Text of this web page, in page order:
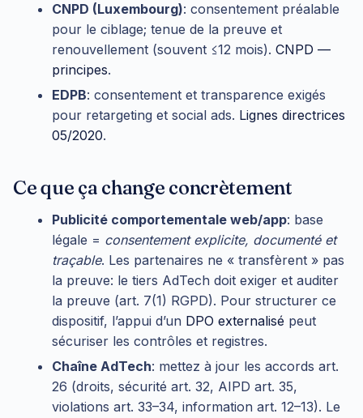
CNPD (Luxembourg): consentement préalable
pour le ciblage; tenue de la preuve et
renouvellement (souvent ≤12 mois). CNPD —
principes.
EDPB: consentement et transparence exigés
pour retargeting et social ads. Lignes directrices
05/2020.
Ce que ça change concrètement
Publicité comportementale web/app: base
légale = consentement explicite, documenté et
traçable. Les partenaires ne « transfèrent » pas
la preuve: le tiers AdTech doit exiger et auditer
la preuve (art. 7(1) RGPD). Pour structurer ce
dispositif, l’appui d’un DPO externalisé peut
sécuriser les contrôles et registres.
Chaîne AdTech: mettez à jour les accords art.
26 (droits, sécurité art. 32, AIPD art. 35,
violations art. 33–34, information art. 12–13). Le